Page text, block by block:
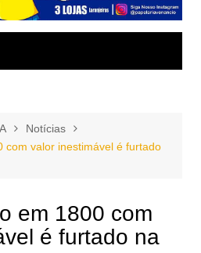
Notícias
com valor inestimável é furtado
em 1800 com
é furtado na